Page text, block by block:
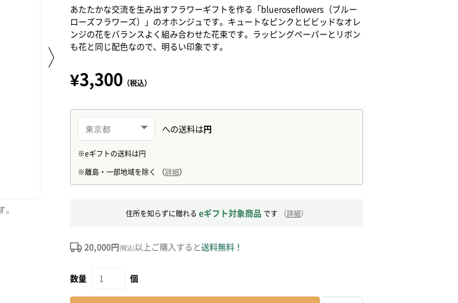
あたたかな交流を生み出すフラワーギフトを作る「blueroseflowers（ブルー
ローズフラワーズ）」のオホンジュです。キュートなピンクとビビッドなオレ
ンジの花をバランスよく組み合わせた花束です。ラッピングペーパーとリボン
も花と同じ配色なので、明るい印象です。
¥3,300 （税込）
住所を知らずに贈れる eギフト対象商品 です （詳細）
20,000円(税込)以上ご購入すると送料無料！
数量 個